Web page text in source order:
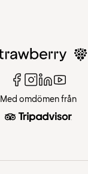
Med omdömen från